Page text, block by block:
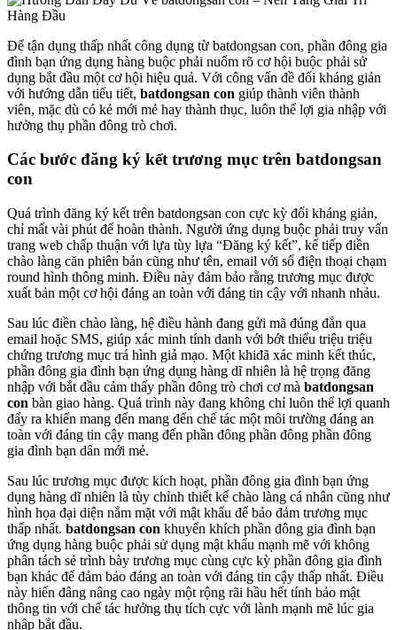
Để tận dụng thấp nhất công dụng từ batdongsan con, phần đông gia
đình bạn ứng dụng hàng buộc phải nuốm rõ cơ hội buộc phải sử
dụng bắt đầu một cơ hội hiệu quả. Với công vấn đề đối kháng giản
với hướng dẫn tiểu tiết, batdongsan con giúp thành viên thành
viên, mặc dù có kẻ mới mẻ hay thành thục, luôn thể lợi gia nhập với
hưởng thụ phần đông trò chơi.
Các bước đăng ký kết trương mục trên batdongsan
con
Quá trình đăng ký kết trên batdongsan con cực kỳ đối kháng giản,
chỉ mất vài phút để hoàn thành. Người ứng dụng buộc phải truy vấn
trang web chấp thuận với lựa tùy lựa “Đăng ký kết”, kế tiếp điền
chào làng căn phiên bản cũng như tên, email với số điện thoại chạm
round hình thông minh. Điều này đảm bảo rằng trương mục được
xuất bản một cơ hội đáng an toàn với đáng tin cậy với nhanh nhảu.
Sau lúc điền chào làng, hệ điều hành đang gửi mã đúng đắn qua
email hoặc SMS, giúp xác minh tính danh với bớt thiểu triệu triệu
chứng trương mục trá hình giả mạo. Một khiđã xác minh kết thúc,
phần đông gia đình bạn ứng dụng hàng dĩ nhiên là hệ trọng đăng
nhập với bắt đầu cảm thấy phần đông trò chơi cơ mà batdongsan
con bàn giao hàng. Quá trình này đang không chỉ luôn thể lợi quanh
đấy ra khiến mang đến mang đến chế tác một môi trường đáng an
toàn với đáng tin cậy mang đến phần đông phần đông phần đông
gia đình bạn dân mới mẻ.
Sau lúc trương mục được kích hoạt, phần đông gia đình bạn ứng
dụng hàng dĩ nhiên là tùy chỉnh thiết kế chào làng cá nhân cũng như
hình họa đại diện nắm mặt với mật khẩu để bảo đảm trương mục
thấp nhất. batdongsan con khuyến khích phần đông gia đình bạn
ứng dụng hàng buộc phải sử dụng mật khẩu mạnh mẽ với không
phân tách sẻ trình bày trương mục cùng cực kỳ phần đông gia đình
bạn khác để đảm bảo đáng an toàn với đáng tin cậy thấp nhất. Điều
này hiến đâng nâng cao ngày một rộng rãi hầu hết tính bảo mật
thông tin với chế tác hưởng thụ tích cực với lành mạnh mẽ lúc gia
nhập bắt đầu.